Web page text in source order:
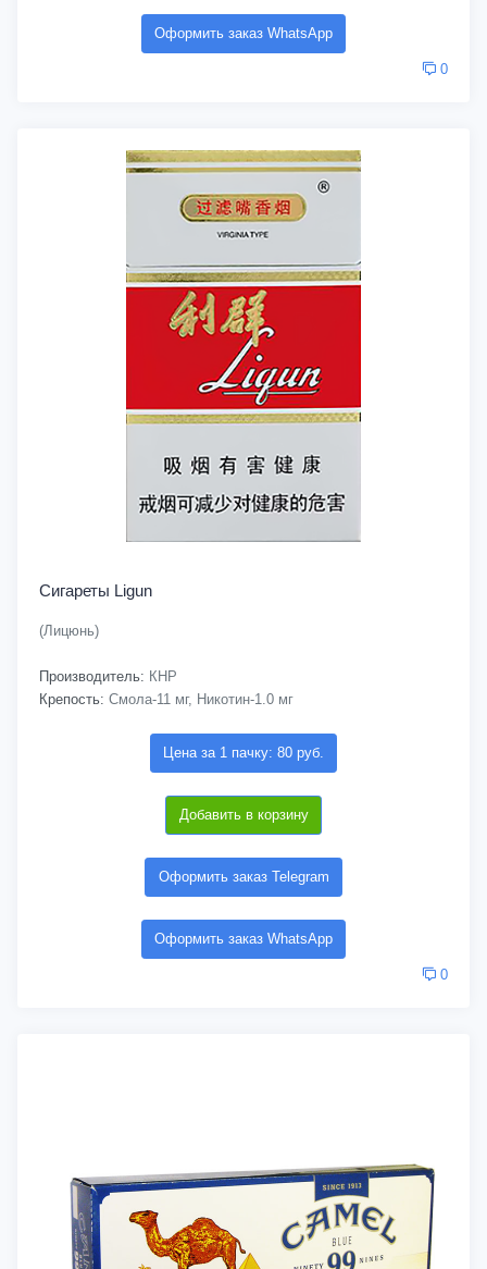
Оформить заказ WhatsApp
0
Сигареты Ligun
(Лицюнь)
Производитель: КНР
Крепость: Смола-11 мг, Никотин-1.0 мг
Цена за 1 пачку: 80 руб.
Добавить в корзину
Оформить заказ Telegram
Оформить заказ WhatsApp
0